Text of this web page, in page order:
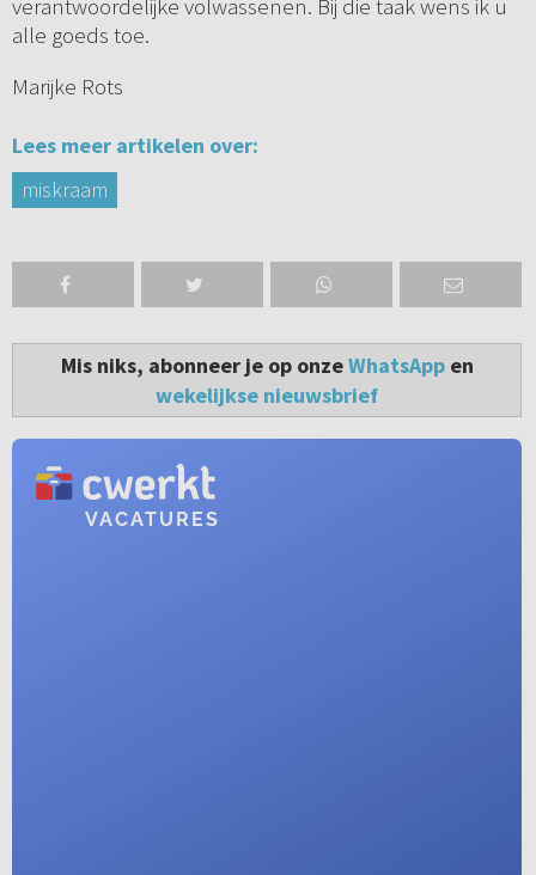
verantwoordelijke volwassenen. Bij die taak wens ik u
alle goeds toe.
Marijke Rots
Lees meer artikelen over:
miskraam
Mis niks, abonneer je op onzeWhatsAppen
wekelijkse nieuwsbrief